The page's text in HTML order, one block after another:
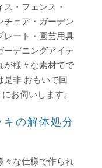
・フェンス・
チェア・ガーデン
レート・園芸用具
ーデニングアイテ
が様々な素材でで
是非 おもいで回
お伺いします。
の解体処分
々な仕様で作られ